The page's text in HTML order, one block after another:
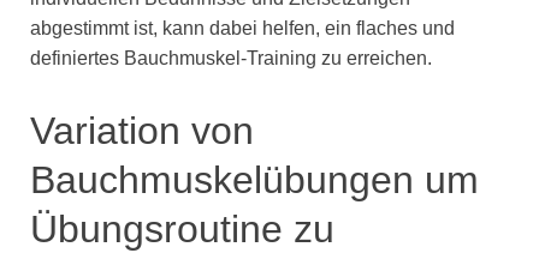
abgestimmt ist, kann dabei helfen, ein flaches und
definiertes Bauchmuskel-Training zu erreichen.
Variation von
Bauchmuskelübungen um
Übungsroutine zu